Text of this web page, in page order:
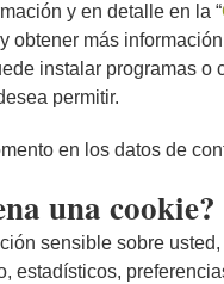
y en detalle en la “
obtener más
instalar programas o
permitir.
en los datos de
una cookie?
sensible sobre
estadísticos,